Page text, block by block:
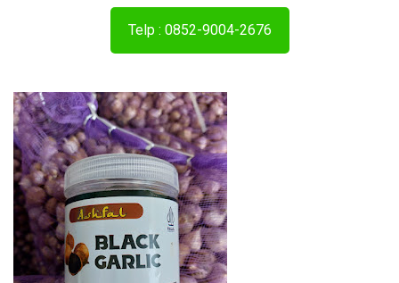
Telp : 0852-9004-2676